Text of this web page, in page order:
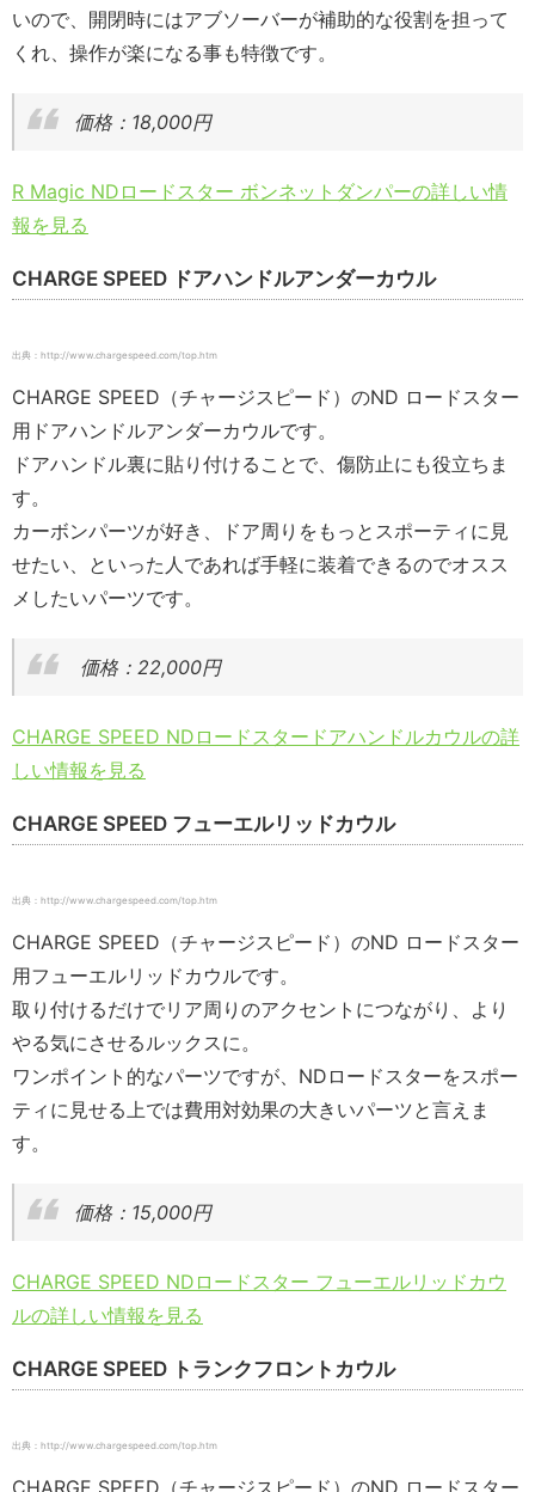
いので、開閉時にはアブソーバーが補助的な役割を担って
くれ、操作が楽になる事も特徴です。
価格：18,000円
R Magic NDロードスター ボンネットダンパーの詳しい情
報を見る
CHARGE SPEED ドアハンドルアンダーカウル
出典：http://www.chargespeed.com/top.htm
CHARGE SPEED（チャージスピード）のND ロードスター
用ドアハンドルアンダーカウルです。
ドアハンドル裏に貼り付けることで、傷防止にも役立ちま
す。
カーボンパーツが好き、ドア周りをもっとスポーティに見
せたい、といった人であれば手軽に装着できるのでオスス
メしたいパーツです。
価格：22,000円
CHARGE SPEED NDロードスタードアハンドルカウルの詳
しい情報を見る
CHARGE SPEED フューエルリッドカウル
出典：http://www.chargespeed.com/top.htm
CHARGE SPEED（チャージスピード）のND ロードスター
用フューエルリッドカウルです。
取り付けるだけでリア周りのアクセントにつながり、より
やる気にさせるルックスに。
ワンポイント的なパーツですが、NDロードスターをスポー
ティに見せる上では費用対効果の大きいパーツと言えま
す。
価格：15,000円
CHARGE SPEED NDロードスター フューエルリッドカウ
ルの詳しい情報を見る
CHARGE SPEED トランクフロントカウル
出典：http://www.chargespeed.com/top.htm